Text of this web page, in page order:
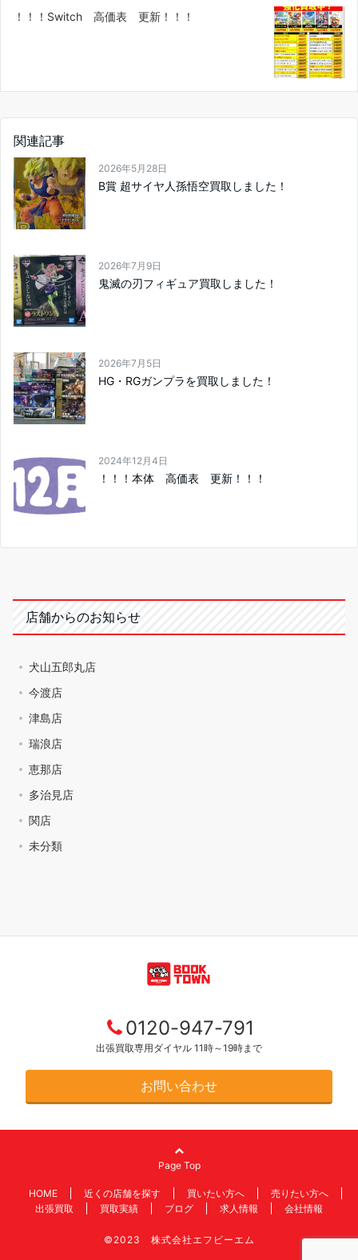
！！！Switch 高価表 更新！！！
関連記事
2026年5月28日
B賞 超サイヤ人孫悟空買取しました！
2026年7月9日
鬼滅の刃フィギュア買取しました！
2026年7月5日
HG・RGガンプラを買取しました！
2024年12月4日
！！！本体 高価表 更新！！！
店舗からのお知らせ
犬山五郎丸店
今渡店
津島店
瑞浪店
恵那店
多治見店
関店
未分類
0120-947-791
出張買取専用ダイヤル 11時～19時まで
お問い合わせ
Page Top
HOME 近くの店舗を探す 買いたい方へ
売りたい方へ
出張買取
買取実績 ブログ 求人情報 会社情報
©2023 株式会社エフビーエム